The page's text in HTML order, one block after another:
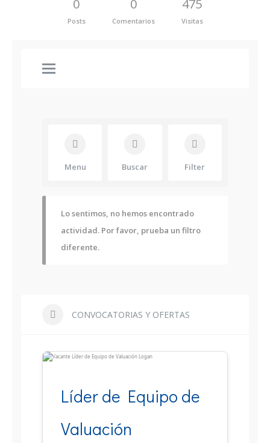
0
Posts
0
Comentarios
475
Visitas
Menu Buscar Filter
Lo sentimos, no hemos encontrado
actividad. Por favor, prueba un filtro
diferente.
CONVOCATORIAS Y OFERTAS
Líder de Equipo de
Valuación